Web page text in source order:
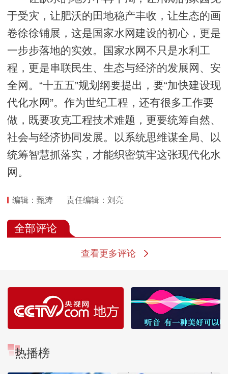
于受灾，让肥沃的田地稳产丰收，让生态的画
卷徐徐铺展，这是国家水网建设的初心，更是
一步步落地的实效。国家水网不只是水利工
程，更是串联民生、生态与经济的发展网、安
全网。“十五五”规划纲要提出，要“加快建设现
代化水网”。作为世纪工程，还有很多工作要
做，既要攻克工程技术难题，更要统筹自然、
社会与经济协同发展。以系统思维谋全局、以
统筹智慧抓落实，才能织密筑牢这张现代化水
网。
编辑：甄涛 责任编辑：刘亮
全部评论
查看更多评论
热播榜